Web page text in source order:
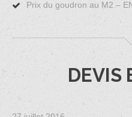
Prix du goudron au M2 –
DEVIS